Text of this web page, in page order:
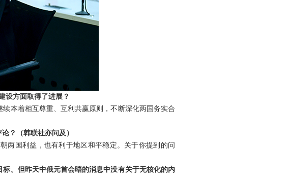
设方面取得了进展？
本着相互尊重、互利共赢原则，不断深化两国务实合
？（韩联社亦问及）
两国利益，也有利于地区和平稳定。关于你提到的问
。但昨天中俄元首会晤的消息中没有关于无核化的内